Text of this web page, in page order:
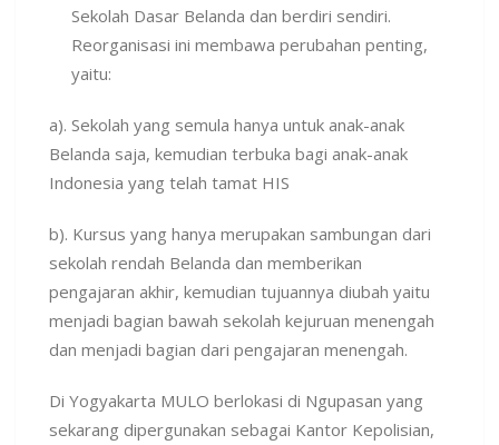
Sekolah Dasar Belanda dan berdiri sendiri.
Reorganisasi ini membawa perubahan penting,
yaitu:
a). Sekolah yang semula hanya untuk anak-anak
Belanda saja, kemudian terbuka bagi anak-anak
Indonesia yang telah tamat HIS
b). Kursus yang hanya merupakan sambungan dari
sekolah rendah Belanda dan memberikan
pengajaran akhir, kemudian tujuannya diubah yaitu
menjadi bagian bawah sekolah kejuruan menengah
dan menjadi bagian dari pengajaran menengah.
Di Yogyakarta MULO berlokasi di Ngupasan yang
sekarang dipergunakan sebagai Kantor Kepolisian,